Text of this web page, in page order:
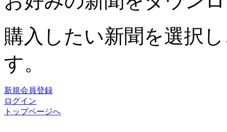
購入したい新聞を選択
す。
新規会員登録
ログイン
トップページへ